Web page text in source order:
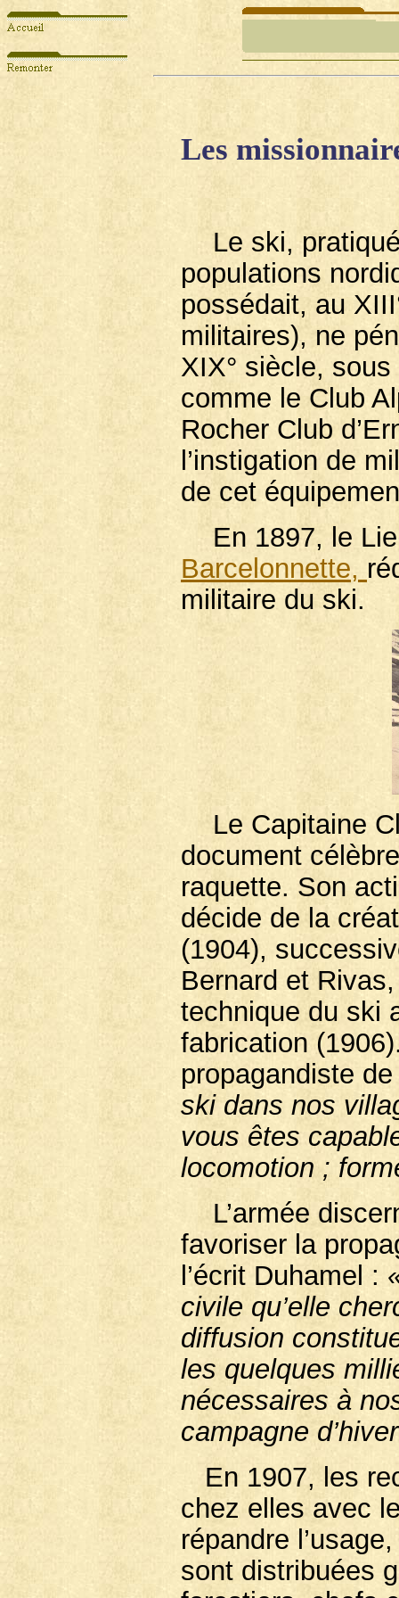
Les
Le ski,
populations
possédait, au
militaires), ne
XIX° siècle,
comme le Club
Rocher Club
l’instigation de
de cet
En 1897, le
Barcelonnette,
militaire du ski.
Le Capitaine
document
raquette. Son
décide de la
(1904),
Bernard et
technique du ski
fabrication
propagandiste
ski dans nos
vous êtes
locomotion ;
L’armée
favoriser la
l’écrit Duhamel :
civile qu’elle
diffusion
les quelques
nécessaires à
campagne
En 1907, les
chez elles avec
répandre
sont distribuées